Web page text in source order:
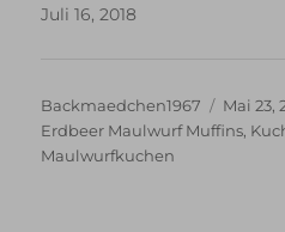
Juli 16, 2018
Autor
Backmaedchen1967
am
Mai 23,
Erdbeer Maulwurf Muffins,
Maulwurfkuchen